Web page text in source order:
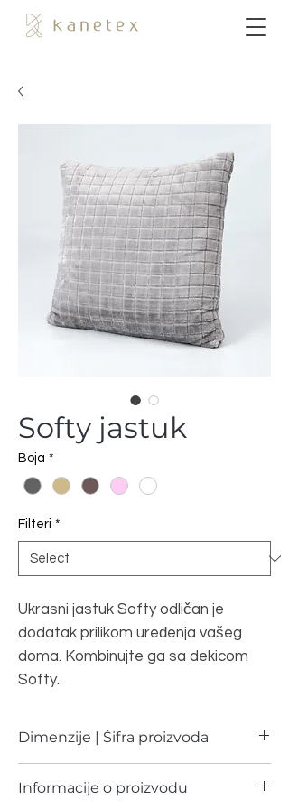
Softy jastuk
Boja *
Filteri *
Ukrasni jastuk Softy odličan je
dodatak prilikom uređenja vašeg
doma. Kombinujte ga sa dekicom
Softy.
Dimenzije | Šifra proizvoda
Dimenzija Šifra proizvoda
Informacije o proizvodu